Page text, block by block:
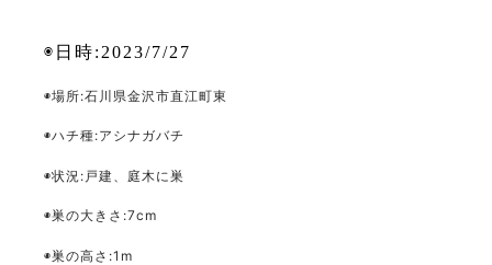
◉日時:2023/7/27
◉場所:石川県金沢市直江町東
◉ハチ種:アシナガバチ
◉状況 :戸建、庭木に巣
◉巣の大きさ :7cm
◉巣の高さ :1m